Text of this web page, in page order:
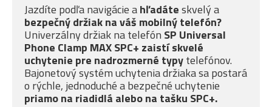
Jazdíte podľa navigácie ahľadáteskvelý a
bezpečný držiak na váš mobilný telefón?
Univerzálny držiak na telefón SP Universal
Phone Clamp MAX SPC+ zaistí skvelé
uchytenie pre nadrozmerné typytelefónov.
Bajonetový systém uchytenia držiaka sa postará
o rýchle, jednoduché a bezpečné uchytenie
priamo na riadidlá alebo na tašku SPC+.